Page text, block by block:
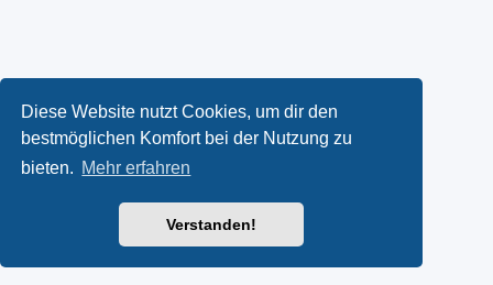
Diese Website nutzt Cookies, um dir den
bestmöglichen Komfort bei der Nutzung zu
bieten. Mehr erfahren
Verstanden!